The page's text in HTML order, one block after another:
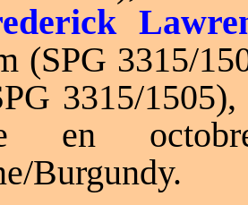
(SPG 3315/
3315/
en
Burgundy.